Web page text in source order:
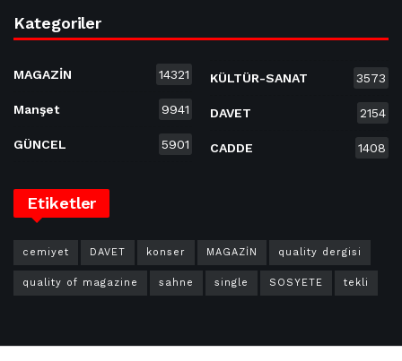
Kategoriler
MAGAZİN 14321
Manşet 9941
GÜNCEL 5901
KÜLTÜR-SANAT 3573
DAVET 2154
CADDE 1408
Etiketler
cemiyet DAVET konser MAGAZİN quality dergisi
quality of magazine sahne single SOSYETE tekli